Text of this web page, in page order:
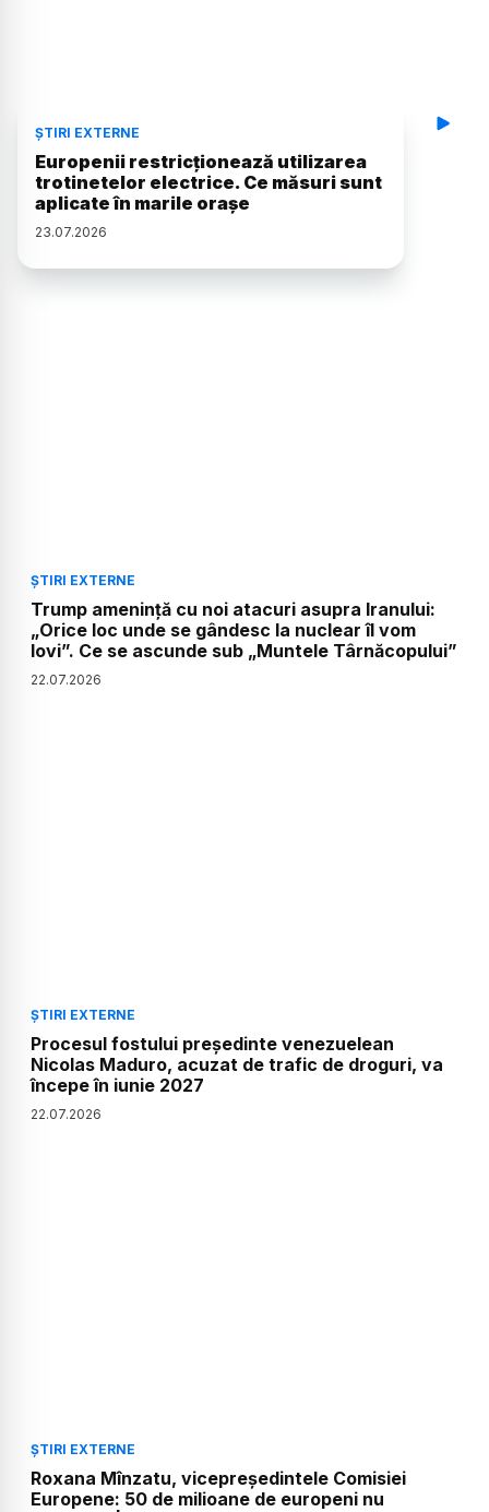
ȘTIRI EXTERNE
Europenii restricționează utilizarea
trotinetelor electrice. Ce măsuri sunt
aplicate în marile orașe
23.07.2026
ȘTIRI EXTERNE
Trump amenință cu noi atacuri asupra Iranului:
„Orice loc unde se gândesc la nuclear îl vom
lovi”. Ce se ascunde sub „Muntele Târnăcopului”
22.07.2026
ȘTIRI EXTERNE
Procesul fostului președinte venezuelean
Nicolas Maduro, acuzat de trafic de droguri, va
începe în iunie 2027
22.07.2026
ȘTIRI EXTERNE
Roxana Mînzatu, vicepreședintele Comisiei
Europene: 50 de milioane de europeni nu